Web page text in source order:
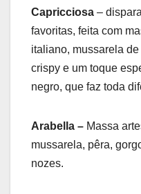
Capricciosa –
favoritas, feita com
italiano, mussarela
crispy e um toque
negro, que faz toda
Arabella – Massa
mussarela, pêra,
nozes.